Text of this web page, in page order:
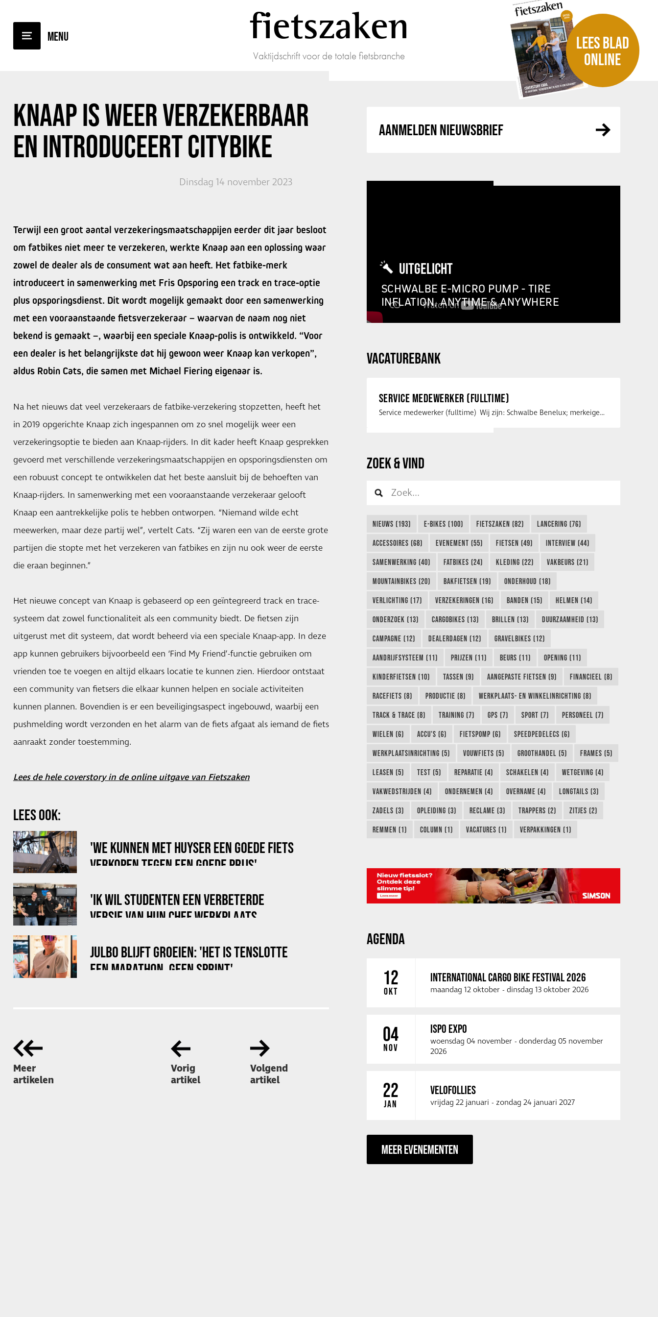
fietszaken
Vaktijdschrift voor de totale fietsbranche
LEES BLAD
ONLINE
KNAAP IS WEERVERZEKERBAAR
EN INTRODUCEERTCITYBIKE
Dinsdag 14 november 2023
Terwijl een groot aantal verzekeringsmaatschappijen eerder dit jaar besloot
om fatbikes niet meer te verzekeren, werkte Knaap aan een oplossing waar
zowel de dealer als de consument wat aan heeft. Het fatbike-merk
introduceert in samenwerking met Fris Opsporing een track en trace-optie
plus opsporingsdienst. Dit wordt mogelijk gemaakt door een samenwerking
met een vooraanstaande fietsverzekeraar – waarvan de naam nog niet
bekend is gemaakt –, waarbij een speciale Knaap-polis is ontwikkeld. “Voor
een dealer is het belangrijkste dat hij gewoon weer Knaap kan verkopen”,
aldus Robin Cats, die samen met Michael Fiering eigenaar is.
Na het nieuws dat veel verzekeraars de fatbike-verzekering stopzetten, heeft het
in 2019 opgerichte Knaap zich ingespannen om zo snel mogelijk weer een
verzekeringsoptie te bieden aan Knaap-rijders. In dit kader heeft Knaap gesprekken
gevoerd met verschillende verzekeringsmaatschappijen en opsporingsdiensten om
een robuust concept te ontwikkelen dat het beste aansluit bij de behoeften van
Knaap-rijders. In samenwerking met een vooraanstaande verzekeraar gelooft
Knaap een aantrekkelijke polis te hebben ontworpen. “Niemand wilde echt
meewerken, maar deze partij wel”, vertelt Cats. “Zij waren een van de eerste grote
partijen die stopte met het verzekeren van fatbikes en zijn nu ook weer de eerste
die eraan beginnen.”
Het nieuwe concept van Knaap is gebaseerd op een geïntegreerd track en trace-
systeem dat zowel functionaliteit als een community biedt. De fietsen zijn
uitgerust met dit systeem, dat wordt beheerd via een speciale Knaap-app. In deze
app kunnen gebruikers bijvoorbeeld een ‘Find My Friend’-functie gebruiken om
vrienden toe te voegen en altijd elkaars locatie te kunnen zien. Hierdoor ontstaat
een community van fietsers die elkaar kunnen helpen en sociale activiteiten
kunnen plannen. Bovendien is er een beveiligingsaspect ingebouwd, waarbij een
pushmelding wordt verzonden en het alarm van de fiets afgaat als iemand de fiets
aanraakt zonder toestemming.
Lees de hele coverstory in de online uitgave van Fietszaken
LEES OOK:
'WE KUNNEN MET HUYSER EEN GOEDE FIETS
VERKOPEN TEGEN EEN GOEDE PRIJS'
'IK WIL STUDENTEN EEN VERBETERDE
VERSIE VAN HUN CHEF WERKPLAATS
JULBO BLIJFT GROEIEN: 'HET IS TENSLOTTE
EEN MARATHON, GEEN SPRINT'
Meer
artikelen
Vorig
artikel
Volgend
artikel
AANMELDEN NIEUWSBRIEF
UITGELICHT
SCHWALBE E-MICRO PUMP - TIRE
INFLATION, ANYTIME & ANYWHERE
VACATUREBANK
SERVICE MEDEWERKER (FULLTIME)
Service medewerker (fulltime) Wij zijn: Schwalbe Benelux; merkeigenaar, …
ZOEK & VIND
NIEUWS (193) E-BIKES (100) FIETSZAKEN (82) LANCERING (76)
ACCESSOIRES (68) EVENEMENT (55) FIETSEN (49) INTERVIEW (44)
SAMENWERKING (40) FATBIKES (24) KLEDING (22) VAKBEURS (21)
MOUNTAINBIKES (20) BAKFIETSEN (19) ONDERHOUD (18)
VERLICHTING (17) VERZEKERINGEN (16) BANDEN (15) HELMEN (14)
ONDERZOEK (13) CARGOBIKES (13) BRILLEN (13) DUURZAAMHEID (13)
CAMPAGNE (12) DEALERDAGEN (12) GRAVELBIKES (12)
AANDRIJFSYSTEEM (11) PRIJZEN (11) BEURS (11) OPENING (11)
KINDERFIETSEN (10) TASSEN (9) AANGEPASTE FIETSEN (9) FINANCIEEL (8)
RACEFIETS (8) PRODUCTIE (8) WERKPLAATS- EN WINKELINRICHTING (8)
TRACK & TRACE (8) TRAINING (7) GPS (7) SPORT (7) PERSONEEL (7)
WIELEN (6) ACCU'S (6) FIETSPOMP (6) SPEEDPEDELECS (6)
WERKPLAATSINRICHTING (5) VOUWFIETS (5) GROOTHANDEL (5) FRAMES (5)
LEASEN (5) TEST (5) REPARATIE (4) SCHAKELEN (4) WETGEVING (4)
VAKWEDSTRIJDEN (4) ONDERNEMEN (4) OVERNAME (4) LONGTAILS (3)
ZADELS (3) OPLEIDING (3) RECLAME (3) TRAPPERS (2) ZITJES (2)
REMMEN (1) COLUMN (1) VACATURES (1) VERPAKKINGEN (1)
AGENDA
12
OKT
INTERNATIONAL CARGO BIKE FESTIVAL 2026
maandag 12 oktober - dinsdag 13 oktober 2026
04
NOV
ISPO EXPO
woensdag 04 november - donderdag 05 november
2026
22
JAN
VELOFOLLIES
vrijdag 22 januari - zondag 24 januari 2027
MEER EVENEMENTEN